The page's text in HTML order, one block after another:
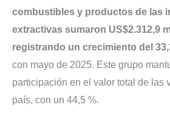
combustibles y productos de las
extractivas sumaron US$2.312,9
registrando un crecimiento del
con mayo de 2025. Este grupo
participación en el valor total de las
país, con un 44,5 %.